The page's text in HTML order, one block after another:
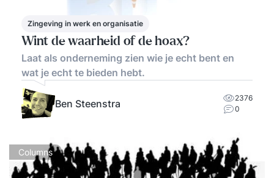
Zingeving in werk en organisatie
Wint de waarheid of de hoax?
Laat als onderneming zien wie je echt bent en
wat je echt te bieden hebt.
Ben Steenstra
2376
0
Columns